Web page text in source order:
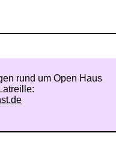
rund um Open Haus